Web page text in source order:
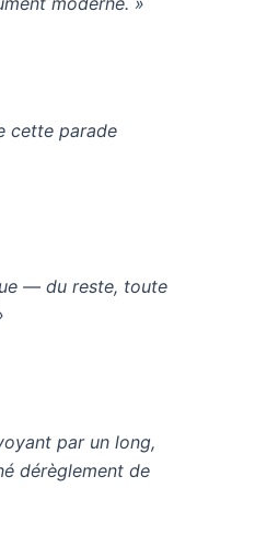
cette parade
— du reste, toute
par un long,
dérèglement de